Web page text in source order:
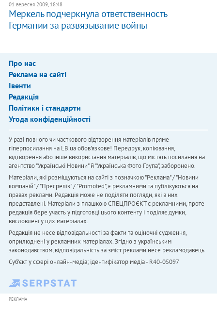
01 вересня 2009, 18:48
Меркель подчеркнула ответственность
Германии за развязывание войны
Про нас
Реклама на сайті
Івенти
Редакція
Політики і стандарти
Угода конфіденційності
У разі повного чи часткового відтворення матеріалів пряме
гіперпосилання на LB.ua обов'язкове! Передрук, копіювання,
відтворення або інше використання матеріалів, що містять посилання на
агентство "Українськi Новини" й "Українська Фото Група", заборонено.
Матеріали, які розміщуються на сайті з позначкою "Реклама" / "Новини
компаній" / "Пресреліз" / "Promoted", є рекламними та публікуються на
правах реклами. Редакція може не поділяти погляди, які в них
представлені. Матеріали з плашкою СПЕЦПРОЄКТ є рекламними, проте
редакція бере участь у підготовці цього контенту і поділяє думки,
висловлені у цих матеріалах.
Редакція не несе відповідальності за факти та оціночні судження,
оприлюднені у рекламних матеріалах. Згідно з українським
законодавством, відповідальність за зміст реклами несе рекламодавець.
Cуб'єкт у сфері онлайн-медіа; ідентифікатор медіа - R40-05097
РЕКЛАМА